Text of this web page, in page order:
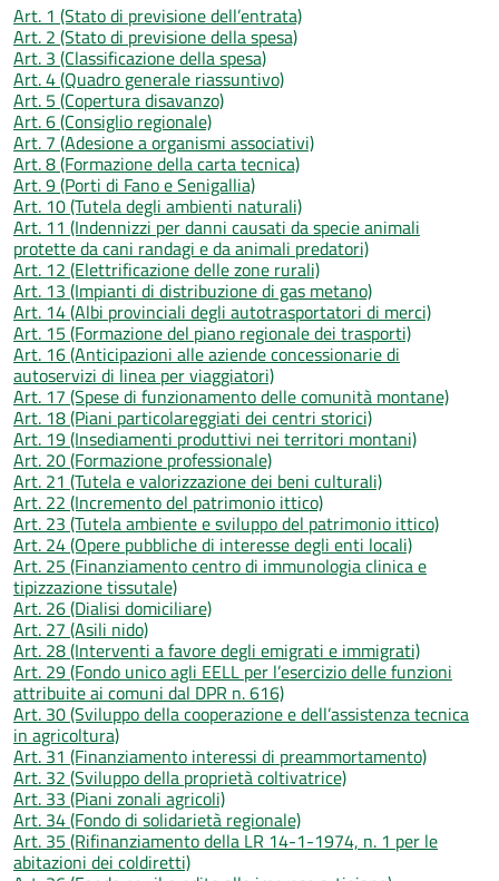
Art. 1 (Stato di previsione dell’entrata)
Art. 2 (Stato di previsione della spesa)
Art. 3 (Classificazione della spesa)
Art. 4 (Quadro generale riassuntivo)
Art. 5 (Copertura disavanzo)
Art. 6 (Consiglio regionale)
Art. 7 (Adesione a organismi associativi)
Art. 8 (Formazione della carta tecnica)
Art. 9 (Porti di Fano e Senigallia)
Art. 10 (Tutela degli ambienti naturali)
Art. 11 (Indennizzi per danni causati da specie animali
protette da cani randagi e da animali predatori)
Art. 12 (Elettrificazione delle zone rurali)
Art. 13 (Impianti di distribuzione di gas metano)
Art. 14 (Albi provinciali degli autotrasportatori di merci)
Art. 15 (Formazione del piano regionale dei trasporti)
Art. 16 (Anticipazioni alle aziende concessionarie di
autoservizi di linea per viaggiatori)
Art. 17 (Spese di funzionamento delle comunità montane)
Art. 18 (Piani particolareggiati dei centri storici)
Art. 19 (Insediamenti produttivi nei territori montani)
Art. 20 (Formazione professionale)
Art. 21 (Tutela e valorizzazione dei beni culturali)
Art. 22 (Incremento del patrimonio ittico)
Art. 23 (Tutela ambiente e sviluppo del patrimonio ittico)
Art. 24 (Opere pubbliche di interesse degli enti locali)
Art. 25 (Finanziamento centro di immunologia clinica e
tipizzazione tissutale)
Art. 26 (Dialisi domiciliare)
Art. 27 (Asili nido)
Art. 28 (Interventi a favore degli emigrati e immigrati)
Art. 29 (Fondo unico agli EELL per l’esercizio delle funzioni
attribuite ai comuni dal DPR n. 616)
Art. 30 (Sviluppo della cooperazione e dell’assistenza tecnica
in agricoltura)
Art. 31 (Finanziamento interessi di preammortamento)
Art. 32 (Sviluppo della proprietà coltivatrice)
Art. 33 (Piani zonali agricoli)
Art. 34 (Fondo di solidarietà regionale)
Art. 35 (Rifinanziamento della LR 14-1-1974, n. 1 per le
abitazioni dei coldiretti)